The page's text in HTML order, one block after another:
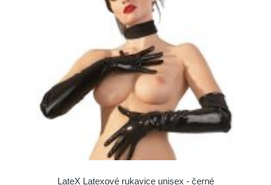
LateX Latexové rukavice unisex - černé